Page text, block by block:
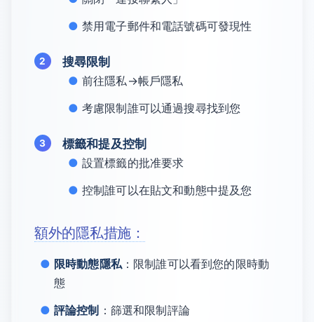
禁用電子郵件和電話號碼可發現性
搜尋限制
前往隱私→帳戶隱私
考慮限制誰可以通過搜尋找到您
標籤和提及控制
設置標籤的批准要求
控制誰可以在貼文和動態中提及您
額外的隱私措施：
限時動態隱私：限制誰可以看到您的限時動
態
評論控制 ：篩選和限制評論